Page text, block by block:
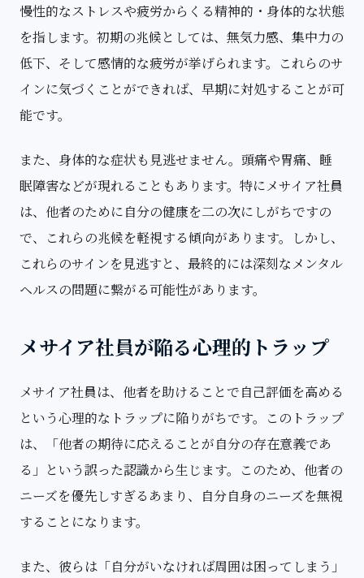
慢性的なストレスや疲労からくる精神的・身体的な状態
を指します。初期の兆候としては、無気力感、集中力の
低下、そして感情的な疲労が挙げられます。これらのサ
インに気づくことができれば、早期に対処することが可
能です。
また、身体的な症状も見逃せません。頭痛や胃痛、睡
眠障害などが現れることもあります。特にメサイア社員
は、他者のために自分の健康を二の次にしがちですの
で、これらの兆候を軽視する傾向があります。しかし、
これらのサインを見逃すと、最終的には深刻なメンタル
ヘルスの問題に繋がる可能性があります。
メサイア社員が陥る心理的トラップ
メサイア社員は、他者を助けることで自己評価を高める
という心理的なトラップに陥りがちです。このトラップ
は、「他者の期待に応えることが自分の存在意義であ
る」という誤った認識から生じます。このため、他者の
ニーズを優先しすぎるあまり、自分自身のニーズを無視
することになります。
また、彼らは「自分がいなければ周囲は困ってしまう」